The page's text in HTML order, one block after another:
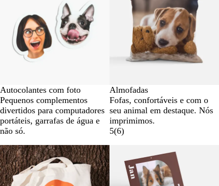
Autocolantes com foto
Pequenos complementos
divertidos para computadores
portáteis, garrafas de água e
não só.
Almofadas
Fofas, confortáveis e com o
seu animal em destaque. Nós
imprimimos.
5(6)